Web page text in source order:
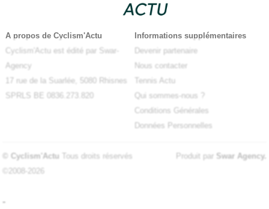
A propos de Cyclism'Actu
Cyclism'Actu est édité par Swar-
Agency
17 rue de la Suarlée, 5080 Rhisnes
SPRLS BE 0836.273.820
Informations supplémentaires
Devenir partenaire
Nous contacter
Tennis Actu
Qui sommes-nous ?
Conditions Générales
Données Personnelles
© Cyclism'Actu Tous droits réservés
©2008-2026
Produit par Swar Agency.
-